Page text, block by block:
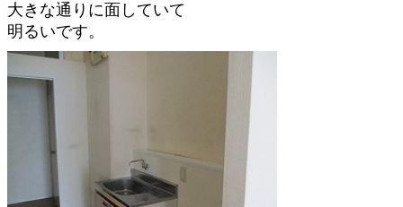
大きな通りに面していて
明るいです。